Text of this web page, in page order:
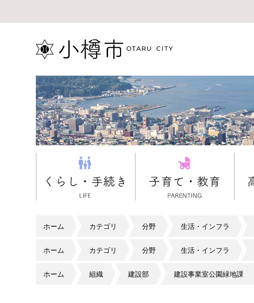
ホーム カテゴリ 分野 生活・インフラ
ホーム カテゴリ 分野 生活・インフラ
ホーム 組織 建設部 建設事業室公園緑地課